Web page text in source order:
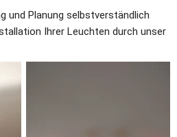
und Planung selbstverständlich
Ihrer Leuchten durch unser